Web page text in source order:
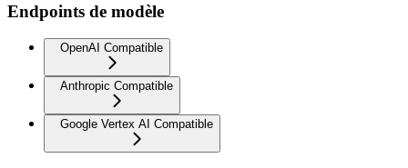
Endpoints de modèle
OpenAI Compatible
Anthropic Compatible
Google Vertex AI Compatible